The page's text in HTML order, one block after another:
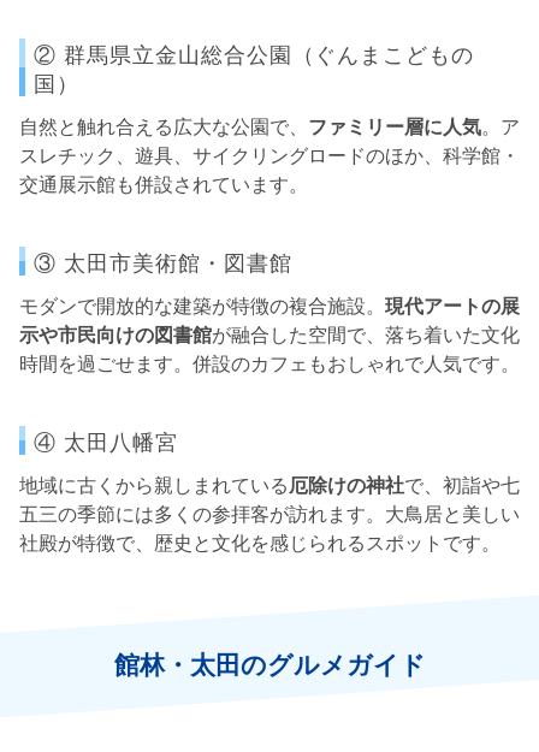
② 群馬県立金山総合公園（ぐんまこどもの
国）
自然と触れ合える広大な公園で、 ファミリー層に人気。ア
スレチック、遊具、サイクリングロードのほか、科学館・
交通展示館も併設されています。
③ 太田市美術館・図書館
モダンで開放的な建築が特徴の複合施設。 現代アートの展
示や市民向けの図書館が融合した空間で、落ち着いた文化
時間を過ごせます。併設のカフェもおしゃれで人気です。
④ 太田八幡宮
地域に古くから親しまれている厄除けの神社で、初詣や七
五三の季節には多くの参拝客が訪れます。大鳥居と美しい
社殿が特徴で、歴史と文化を感じられるスポットです。
館林・太田のグルメガイド